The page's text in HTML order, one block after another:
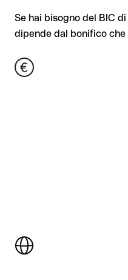
Se hai bisogno del BIC
dipende dal bonifico che